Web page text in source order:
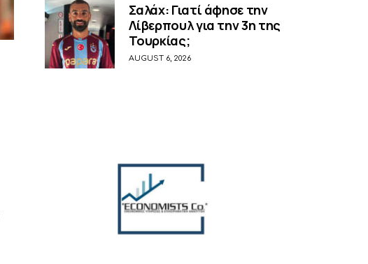
Σαλάχ: Γιατί άφησε την
Λίβερπουλ για την 3η της
Τουρκίας;
AUGUST 6, 2026